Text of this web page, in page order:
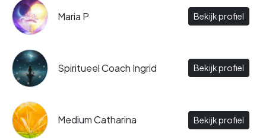
Maria P Bekijk profiel
Spiritueel Coach Ingrid Bekijk profiel
Medium Catharina Bekijk profiel